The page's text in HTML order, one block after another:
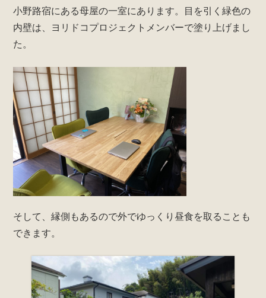
小野路宿にある母屋の一室にあります。目を引く緑色の
内壁は、ヨリドコプロジェクトメンバーで塗り上げまし
た。
そして、縁側もあるので外でゆっくり昼食を取ることも
できます。